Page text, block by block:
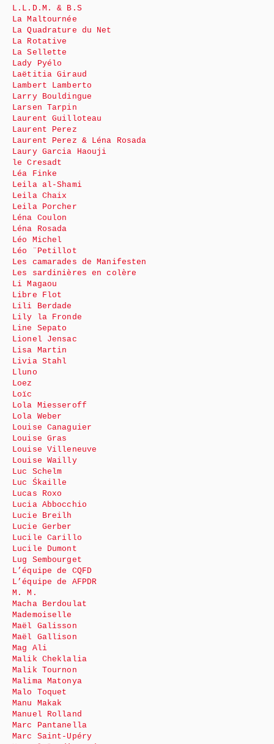
L.L.D.M. & B.S
La Maltournée
La Quadrature du Net
La Rotative
La Sellette
Lady Pyélo
Laëtitia Giraud
Lambert Lamberto
Larry Bouldingue
Larsen Tarpin
Laurent Guilloteau
Laurent Perez
Laurent Perez & Léna Rosada
Laury Garcia Haouji
le Cresadt
Léa Finke
Leila al-Shami
Leila Chaix
Leila Porcher
Léna Coulon
Léna Rosada
Léo Michel
Léo ¨Petillot
Les camarades de Manifesten
Les sardinières en colère
Li Magaou
Libre Flot
Lili Berdade
Lily la Fronde
Line Sepato
Lionel Jensac
Lisa Martin
Livia Stahl
Lluno
Loez
Loïc
Lola Miesseroff
Lola Weber
Louise Canaguier
Louise Gras
Louise Villeneuve
Louise Wailly
Luc Schelm
Luc Śkaille
Lucas Roxo
Lucia Abbocchio
Lucie Breilh
Lucie Gerber
Lucile Carillo
Lucile Dumont
Lug Sembourget
L’équipe de CQFD
L’équipe de AFPDR
M. M.
Macha Berdoulat
Mademoiselle
Maël Galisson
Maël Gallison
Mag Ali
Malik Cheklalia
Malik Tournon
Malima Matonya
Malo Toquet
Manu Makak
Manuel Rolland
Marc Pantanella
Marc Saint-Upéry